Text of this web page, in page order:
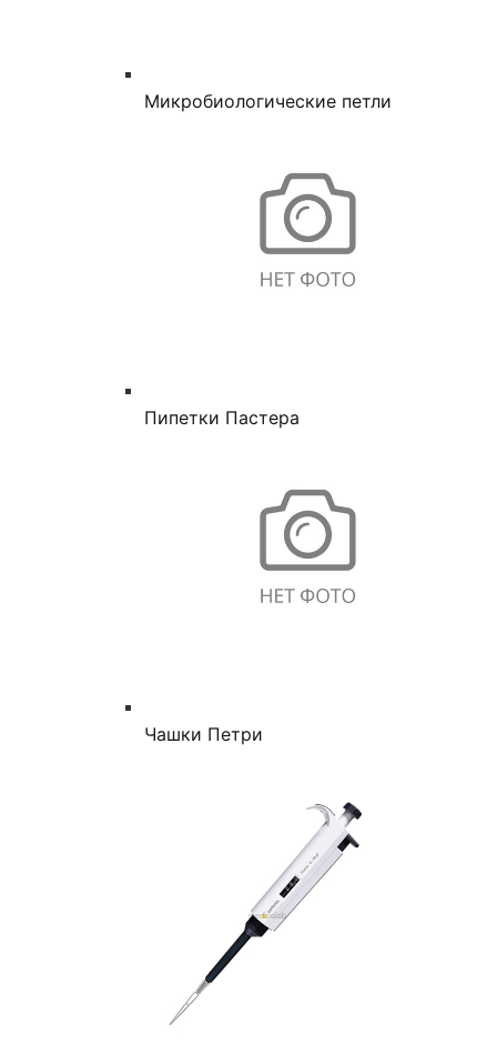
Микробиологические петли
Пипетки Пастера
Чашки Петри